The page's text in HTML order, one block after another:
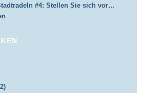
#4: Stellen Sie sich vor…